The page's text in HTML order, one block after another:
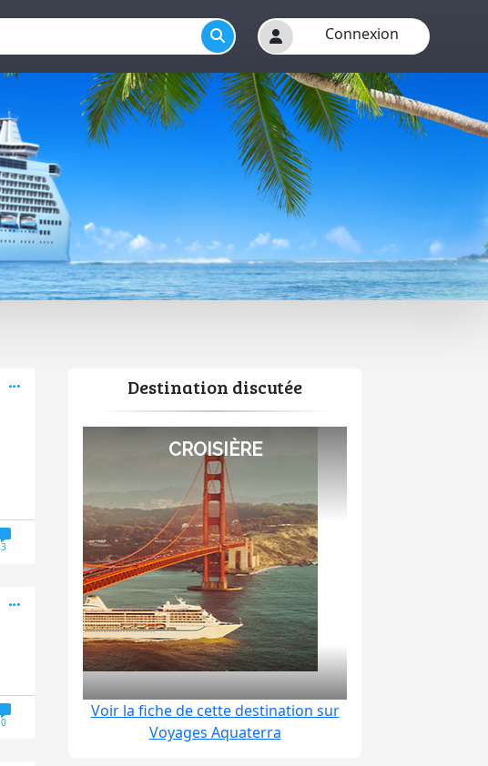
Connexion
Activer menu
3
Activer menu
0
Destination discutée
CROISIÈRE
Voir la fiche de cette destination sur
Voyages Aquaterra